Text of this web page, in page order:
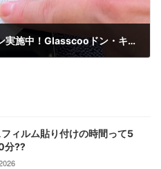
ドン・キホーテ上本町店へGO！
ィルム貼り付けの時間って5
分⁇